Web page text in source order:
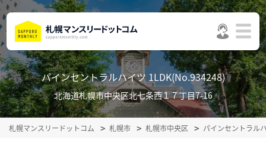
パインセントラルハイツ 1LDK(No.934248)
北海道札幌市中央区北七条西１７丁目7-16
札幌マンスリードットコム 札幌市 札幌市中央区 パインセントラル